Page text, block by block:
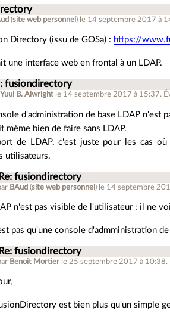
(site web personnel ) le 14 septembre 2017 à
Directory (issu de GOSa) : https://
une interface web en frontal à un LDAP.
fusiondirectory
Yuul B. Alwright le 14 septembre 2017 à 15:37.
d'administration de base LDAP n'est
même bien de faire sans LDAP.
de LDAP, c'est juste pour les cas
utilisateurs.
Re: fusiondirectory
BAud (site web personnel ) le 14 septembre
n'est pas visible de l'utilisateur : il ne
pas qu'une console d'admministration
Re: fusiondirectory
Benoit Mortier le 25 septembre 2017 à 10:38.
est bien plus qu'un simple